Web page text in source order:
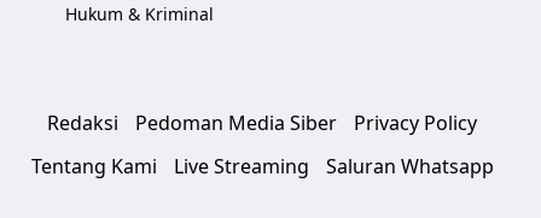
Hukum & Kriminal
Redaksi Pedoman Media Siber
Privacy Policy
Tentang Kami
Live Streaming Saluran Whatsapp